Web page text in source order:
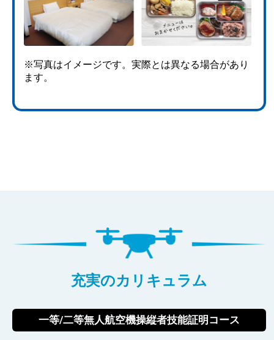
※写真はイメージです。実際とは異なる場合があり
ます。
充実のカリキュラム
一等/二等無人航空機操縦者技能証明コース